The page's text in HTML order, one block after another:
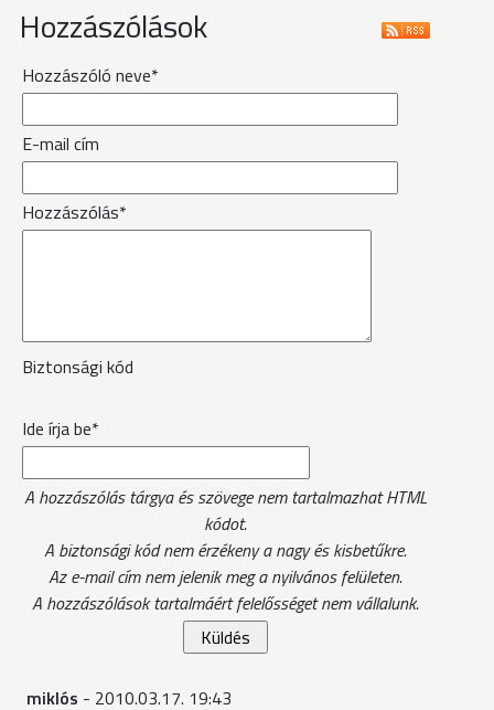
Hozzászólások
Hozzászóló neve*
E-mail cím
Hozzászólás*
Biztonsági kód
Ide írja be*
A hozzászólás tárgya és szövege nem tartalmazhat HTML
kódot.
A biztonsági kód nem érzékeny a nagy és kisbetűkre.
Az e-mail cím nem jelenik meg a nyilvános felületen.
A hozzászólások tartalmáért felelősséget nem vállalunk.
miklós - 2010.03.17. 19:43